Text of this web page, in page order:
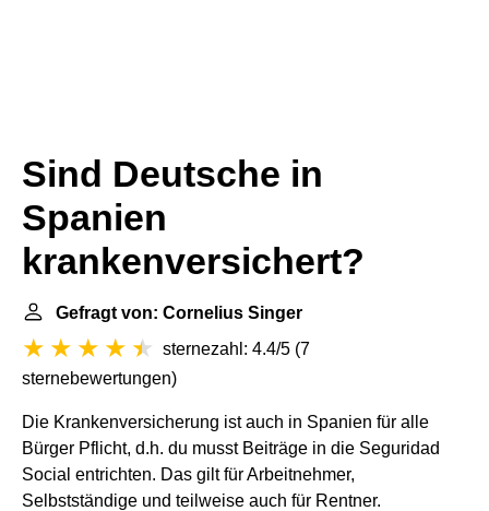
Sind Deutsche in
Spanien
krankenversichert?
Gefragt von: Cornelius Singer
sternezahl: 4.4/5 (7
sternebewertungen)
Die Krankenversicherung ist auch in Spanien für alle
Bürger Pflicht, d.h. du musst Beiträge in die Seguridad
Social entrichten. Das gilt für Arbeitnehmer,
Selbstständige und teilweise auch für Rentner.